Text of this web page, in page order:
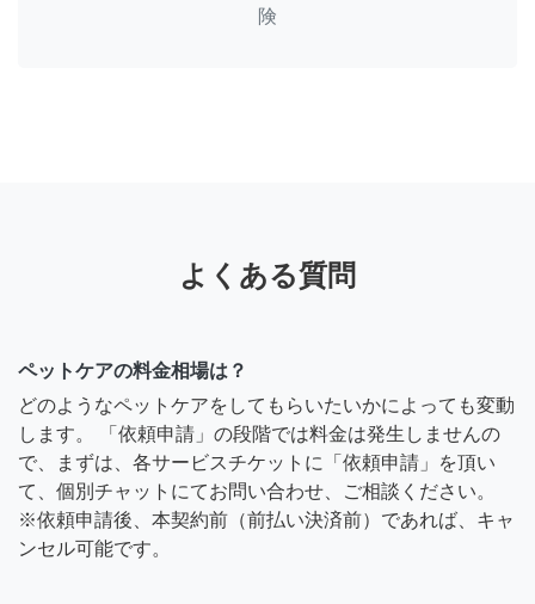
険
よくある質問
ペットケアの料金相場は？
どのようなペットケアをしてもらいたいかによっても変動
します。 「依頼申請」の段階では料金は発生しませんの
で、まずは、各サービスチケットに「依頼申請」を頂い
て、個別チャットにてお問い合わせ、ご相談ください。
※依頼申請後、本契約前（前払い決済前）であれば、キャ
ンセル可能です。